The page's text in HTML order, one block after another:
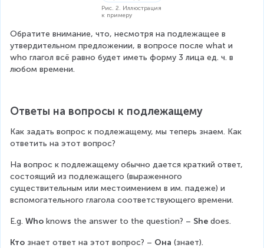
Рис. 2. Иллюстрация
к примеру
Обратите внимание, что, несмотря на подлежащее в
утвердительном предложении, в вопросе после what и
who глагол всё равно будет иметь форму 3 лица ед. ч. в
любом времени.
Ответы на вопросы к подлежащему
Как задать вопрос к подлежащему, мы теперь знаем. Как
ответить на этот вопрос?
На вопрос к подлежащему обычно дается краткий ответ,
состоящий из подлежащего (выраженного
существительным или местоимением в им. падеже) и
вспомогательного глагола соответствующего времени.
E.g. Who knows the answer to the question? – She does.
Кто знает ответ на этот вопрос? – Она (знает).